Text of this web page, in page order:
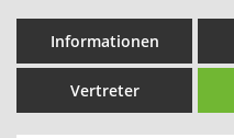
Informationen
Vertreter